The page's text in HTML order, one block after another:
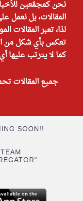
نحن كمجمّعين
المقالات، بل نعمل
لذا، تعبر المقالات
تعكس بأي شكل من
كما لا يترتب عليها
جميع المقالات
SOON!!